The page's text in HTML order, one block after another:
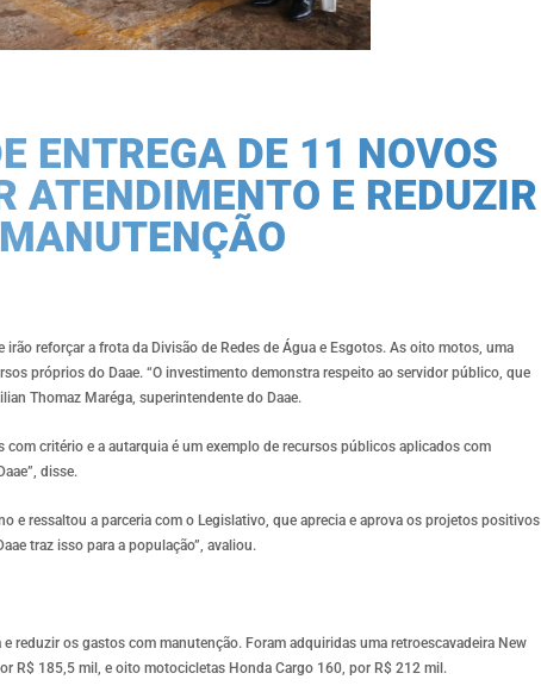
ENTREGA DE 11 NOVOS
ATENDIMENTO E REDUZIR
reforçar a frota da Divisão de Redes de Água e Esgotos. As oito motos, uma
próprios do Daae. “O investimento demonstra respeito ao servidor público, que
Thomaz Maréga, superintendente do Daae.
critério e a autarquia é um exemplo de recursos públicos aplicados com
disse.
e ressaltou a parceria com o Legislativo, que aprecia e aprova os projetos positivos
traz isso para a população”, avaliou.
os gastos com manutenção. Foram adquiridas uma retroescavadeira New
R$ 185,5 mil, e oito motocicletas Honda Cargo 160, por R$ 212 mil.